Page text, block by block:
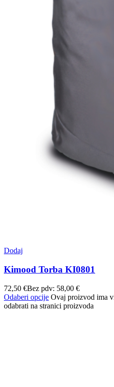
Dodaj
Kimood Torba KI0801
72,50 €Bez pdv: 58,00 €
Odaberi opcije Ovaj proizvod ima
odabrati na stranici proizvoda